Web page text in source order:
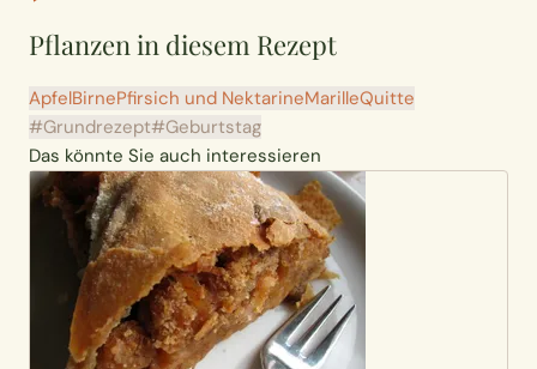
Pflanzen in diesem Rezept
ApfelBirnePfirsich und NektarineMarilleQuitte
#Grundrezept#Geburtstag
Das könnte Sie auch interessieren